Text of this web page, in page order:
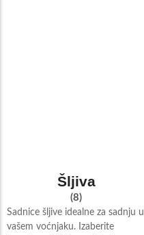
Šljiva
(8)
Sadnice šljive idealne za sadnju u
vašem voćnjaku. Izaberite